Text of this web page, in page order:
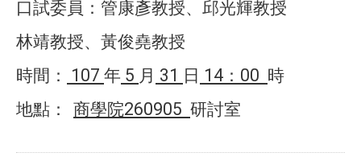
口試委員：管康彥教授、邱光輝教授
林靖教授、黃俊堯教授
時間：
107 年 5 月 31 日 14 ： 00 時
地點：
商學院260905 研討室